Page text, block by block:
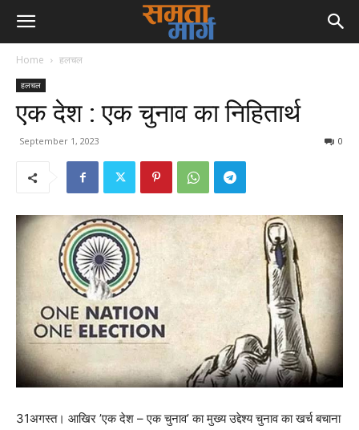
Home हलचल
हलचल
एक देश : एक चुनाव का निहितार्थ
September 1, 2023 0
31अगस्त। आखिर ’एक देश – एक चुनाव’ का मुख्य उद्देश्य चुनाव का खर्च बचाना